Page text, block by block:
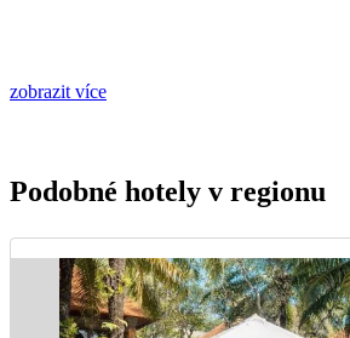
zobrazit více
Podobné hotely v regionu